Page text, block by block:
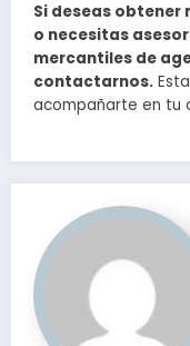
Si deseas
o necesitas
mercantiles de
contactarnos.
acompañarte en tu